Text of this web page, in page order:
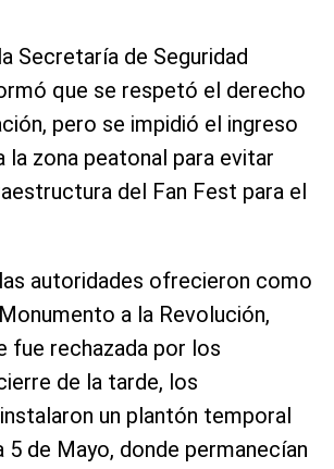
Secretaría de Seguridad
que se respetó el derecho
pero se impidió el ingreso
la zona peatonal para evitar
del Fan Fest para el
autoridades ofrecieron como
a la Revolución,
fue rechazada por los
de la tarde, los
un plantón temporal
5 de Mayo, donde permanecían